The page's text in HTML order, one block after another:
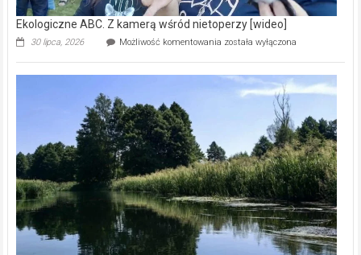
Ekologiczne ABC. Z kamerą wśród nietoperzy [wideo]
30 lipca, 2026 Możliwość komentowania Ekologiczne
kamerą
wśród
została wyłączona